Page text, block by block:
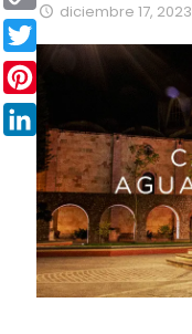
diciembre 17, 2023
Copy
Link
Twitter
Pinterest
LinkedIn